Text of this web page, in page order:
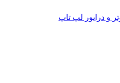
و درایور لپ تاپ